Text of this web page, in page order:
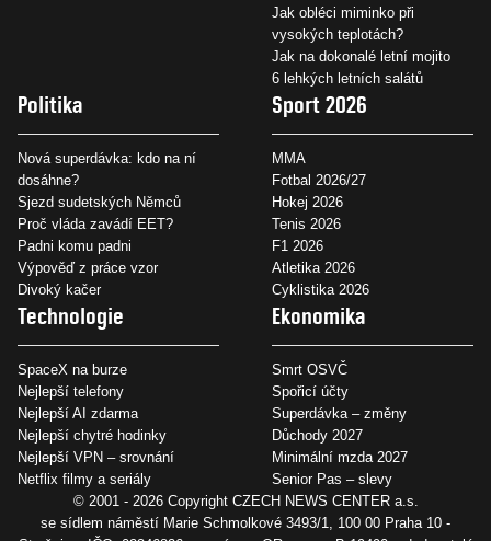
Jak obléci miminko při
vysokých teplotách?
Jak na dokonalé letní mojito
6 lehkých letních salátů
Politika
Nová superdávka: kdo na ní
dosáhne?
Sjezd sudetských Němců
Proč vláda zavádí EET?
Padni komu padni
Výpověď z práce vzor
Divoký kačer
Sport 2026
MMA
Fotbal 2026/27
Hokej 2026
Tenis 2026
F1 2026
Atletika 2026
Cyklistika 2026
Technologie
SpaceX na burze
Nejlepší telefony
Nejlepší AI zdarma
Nejlepší chytré hodinky
Nejlepší VPN – srovnání
Netflix filmy a seriály
Ekonomika
Smrt OSVČ
Spořicí účty
Superdávka – změny
Důchody 2027
Minimální mzda 2027
Senior Pas – slevy
© 2001 - 2026 Copyright CZECH NEWS CENTER a.s.
se sídlem náměstí Marie Schmolkové 3493/1, 100 00 Praha 10 -